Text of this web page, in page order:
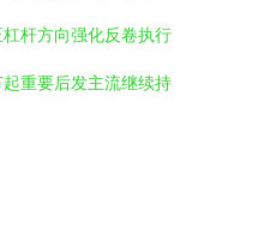
杆方向强化反卷执行
重要后发主流继续持